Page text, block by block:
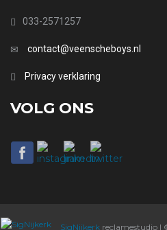
033-2571257
contact@veenscheboys.nl
Privacy verklaring
VOLG ONS
SigNijkerk reclamestudio |